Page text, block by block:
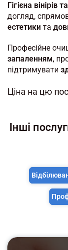
Гігієна вінірів
догляд,
естетики та
Професійне
запаленням,
підтримувати
Ціна на цю
Інші